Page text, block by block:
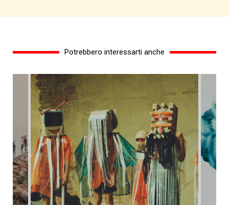
Potrebbero interessarti anche